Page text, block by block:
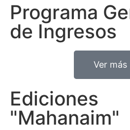
Programa
de Ingresos
Ver más
Ediciones
"Mahanaim"